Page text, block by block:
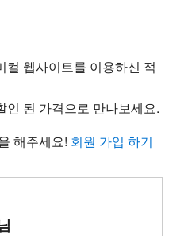
웹사이트를 이용하신 적
인 된 가격으로 만나보세요.
해주세요! 회원 가입 하기